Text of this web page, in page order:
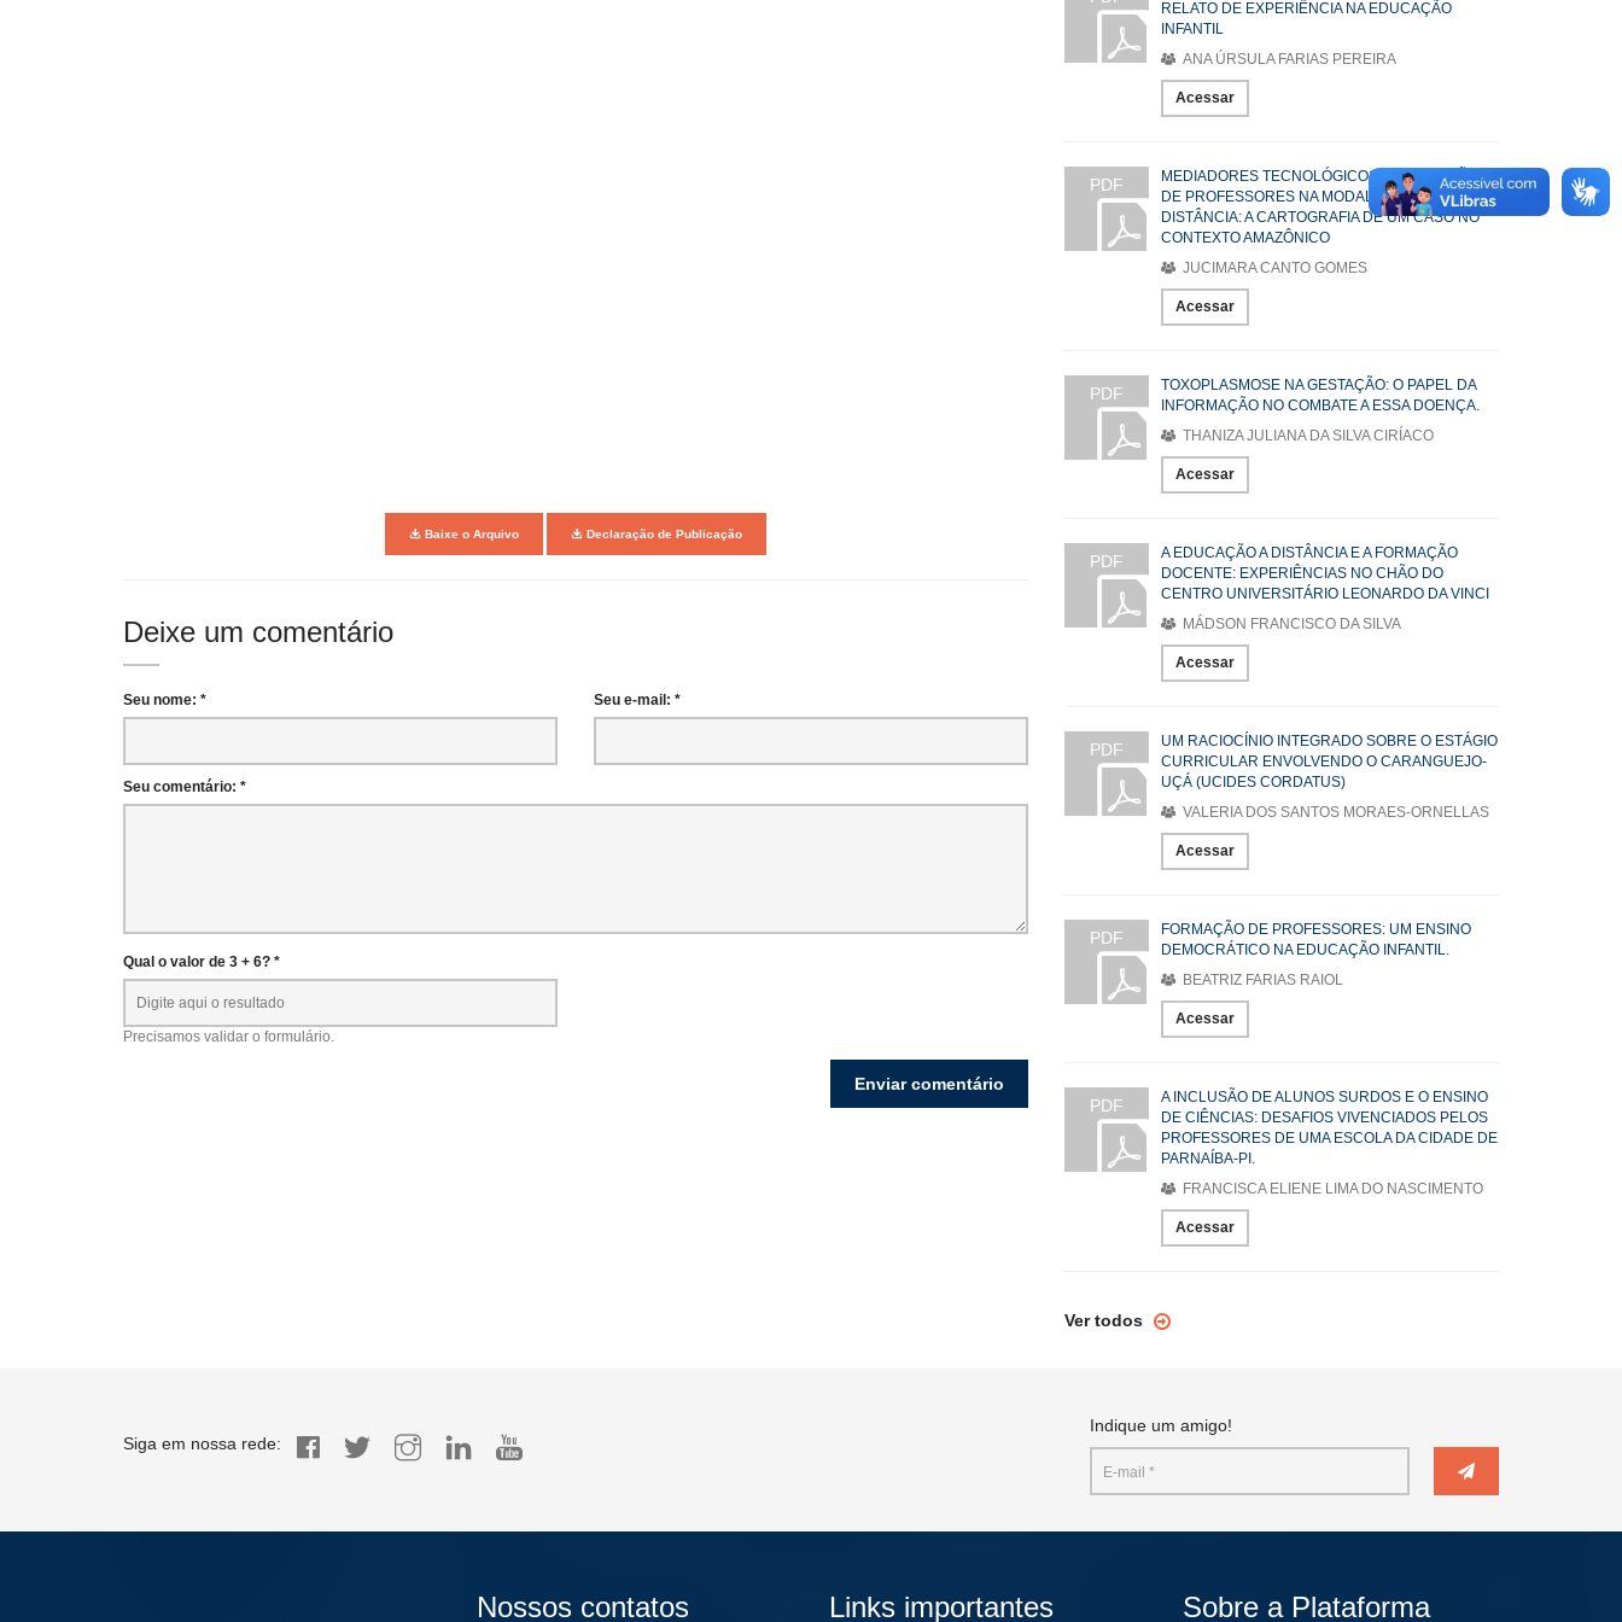
Baixe o Arquivo Declaração de Publicação
Deixe um comentário
Seu nome: * Seu e-mail: *
Seu comentário: *
Qual o valor de 3 + 6? *
Precisamos validar o formulário.
RELATO DE EXPERIÊNCIA NA EDUCAÇÃO
INFANTIL
ANA ÚRSULA FARIAS PEREIRA
Acessar
PDF
MEDIADORES TECNOLÓGICOS E FORMAÇÃO
DE PROFESSORES NA MODALIDADE A
DISTÂNCIA: A CARTOGRAFIA DE UM CASO NO
CONTEXTO AMAZÔNICO
JUCIMARA CANTO GOMES
Acessar
PDF
TOXOPLASMOSE NA GESTAÇÃO: O PAPEL DA
INFORMAÇÃO NO COMBATE A ESSA DOENÇA.
THANIZA JULIANA DA SILVA CIRÍACO
Acessar
PDF
A EDUCAÇÃO A DISTÂNCIA E A FORMAÇÃO
DOCENTE: EXPERIÊNCIAS NO CHÃO DO
CENTRO UNIVERSITÁRIO LEONARDO DA VINCI
MÁDSON FRANCISCO DA SILVA
Acessar
PDF
UM RACIOCÍNIO INTEGRADO SOBRE O ESTÁGIO
CURRICULAR ENVOLVENDO O CARANGUEJO-
UÇÁ (UCIDES CORDATUS)
VALERIA DOS SANTOS MORAES-ORNELLAS
Acessar
PDF
FORMAÇÃO DE PROFESSORES: UM ENSINO
DEMOCRÁTICO NA EDUCAÇÃO INFANTIL.
BEATRIZ FARIAS RAIOL
Acessar
PDF
A INCLUSÃO DE ALUNOS SURDOS E O ENSINO
DE CIÊNCIAS: DESAFIOS VIVENCIADOS PELOS
PROFESSORES DE UMA ESCOLA DA CIDADE DE
PARNAÍBA-PI.
FRANCISCA ELIENE LIMA DO NASCIMENTO
Acessar
Ver todos
Siga em nossa rede:
Indique um amigo!
Nossos contatos Links importantes Sobre a Plataforma